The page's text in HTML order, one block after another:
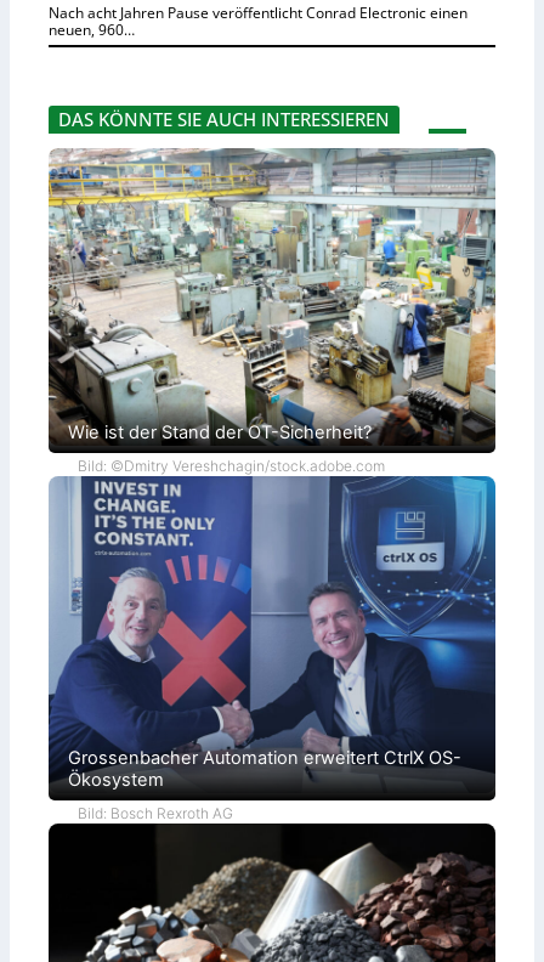
Nach acht Jahren Pause veröffentlicht Conrad Electronic einen
neuen, 960…
DAS KÖNNTE SIE AUCH INTERESSIEREN
Wie ist der Stand der OT-Sicherheit?
Bild: ©Dmitry Vereshchagin/stock.adobe.com
Grossenbacher Automation erweitert CtrlX OS-
Ökosystem
Bild: Bosch Rexroth AG